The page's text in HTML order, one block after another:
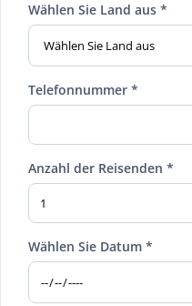
Wählen Sie Land aus *
Telefonnummer *
Anzahl der Reisenden *
Wählen Sie Datum *